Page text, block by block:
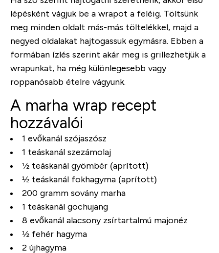
lépésként vágjuk be a wrapot a feléig. Töltsünk
meg minden oldalt más-más töltelékkel, majd a
negyed oldalakat hajtogassuk egymásra. Ebben a
formában ízlés szerint akár meg is grillezhetjük a
wrapunkat, ha még különlegesebb vagy
roppanósabb ételre vágyunk.
A marha wrap recept
hozzávalói
1 evőkanál szójaszósz
1 teáskanál szezámolaj
½ teáskanál gyömbér (aprított)
½ teáskanál fokhagyma (aprított)
200 gramm sovány marha
1 teáskanál gochujang
8 evőkanál alacsony zsírtartalmú majonéz
½ fehér hagyma
2 újhagyma